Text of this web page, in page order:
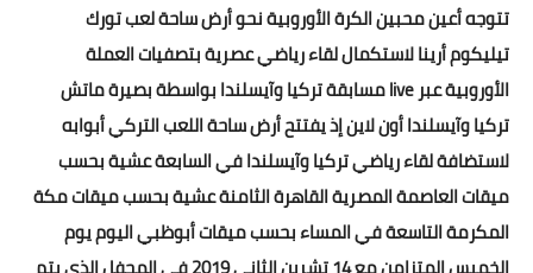
رابط فرعي
رابط فرعي
تتوجه أعين محبين الكرة الأوروبية نحو أرض ساحة لعب تورك
تيليكوم أرينا لاستكمال لقاء رياضي عصرية بتصفيات العملة
الأوروبية عبر live مسابقة تركيا وآيسلندا بواسطة بصيرة ماتش
تركيا وآيسلندا أون لاين إذ يفتتح أرض ساحة اللعب التركي أبوابه
لاستضافة لقاء رياضي تركيا وآيسلندا في السابعة عشية بحسب
ميقات العاصمة المصرية القاهرة الثامنة عشية بحسب ميقات مكة
المكرمة التاسعة في المساء بحسب ميقات أبوظبي اليوم يوم